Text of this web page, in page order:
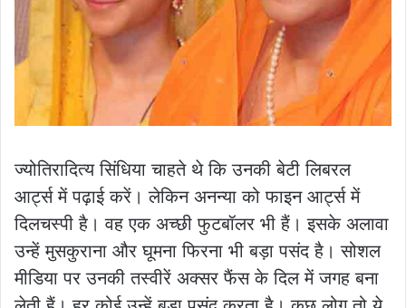
ज्योतिरादित्य सिंधिया चाहते थे कि उनकी बेटी लिबरल
आर्ट्स में पढ़ाई करें। लेकिन अनन्या को फाइन आर्ट्स में
दिलचस्पी है। वह एक अच्छी फुटबॉलर भी हैं। इसके अलावा
उन्हें मुसकुराना और घूमना फिरना भी बड़ा पसंद है। सोशल
मीडिया पर उनकी तस्वीरें अक्सर फैंस के दिल में जगह बना